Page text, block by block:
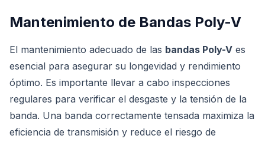
Mantenimiento de Bandas Poly-V
El mantenimiento adecuado de las bandas Poly-V es
esencial para asegurar su longevidad y rendimiento
óptimo. Es importante llevar a cabo inspecciones
regulares para verificar el desgaste y la tensión de la
banda. Una banda correctamente tensada maximiza la
eficiencia de transmisión y reduce el riesgo de